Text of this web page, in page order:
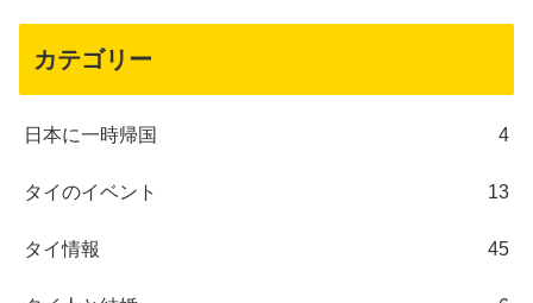
カテゴリー
日本に一時帰国 4
タイのイベント 13
タイ情報 45